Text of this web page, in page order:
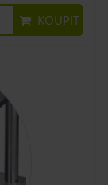
KOUPIT